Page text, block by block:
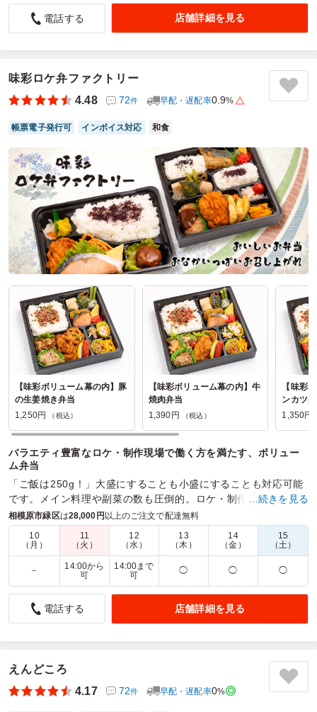
4.0 鉄建建設株式会社東京支店
研修会の昼食でお願いしましたが味、ボリューム共に満足。
身もクリーミーで皆満足。また年寄りの好きな煮物、甘味も
ついており、一同満足して昼食時間が終わりました。また機
会があればリピートします。
ご利用シーン：会議・セミナー ›研修
参加者の年齢：
男性のみ
神奈川県相模原市緑区小原
2025/10/26
かにしげ本厚木店の口コミをもっと見る
電話する 店舗詳細を見る
味彩ロケ弁ファクトリー
4.48
72件 早配・遅配率0.9%
帳票電子発行可 インボイス対応 和食
【味彩ボリューム幕の内】豚
の生姜焼き弁当
1,250円
（税込）
【味彩ボリューム幕の内】牛
焼肉弁当
1,390円
（税込）
【味彩
ンカツ
1,350円
バラエティ豊富なロケ・制作現場で働く方を満たす、ボリュー
ム弁当
「ご飯は250g！」大盛にすることも小盛にすることも対応可能
です。メイン料理や副菜の数も圧倒的。ロケ・制作現場でのお
食事として喜んでいただけるようお弁当を作っています。
商品数： 締切日時： 1日前12:00 価格帯：
720円～1,390円
配達時間：
10:30～19:00
ボリューム満点でした
4.5
彩りよく、そしてボリュームもあり、好評でした。
以上早かった事です。
遅いよりは全然良いのですが、イベントの準備をしている時
…続きを見る
相模原市緑区は28,000円以上のご注文で配達無料
10
（月）
11
（火）
12
（水）
13
（木）
14
（金）
15
（土）
－
14:00から
可
14:00まで
可
◯ ◯ ◯
電話する 店舗詳細を見る
えんどころ
4.17
72件 早配・遅配率0%